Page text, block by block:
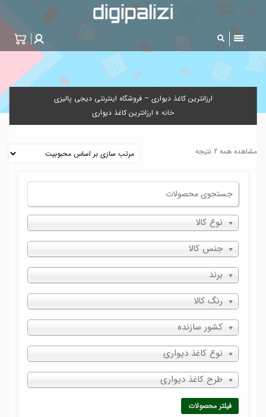
ارزانترین کاغذ دیواری – فروشگاه اینترنتی دیجی پالیزی
خانه » ارزانترین کاغذ دیواری
مشاهده همه 2 نتیجه
نوع کالا
جنس کالا
برند
رنگ کالا
کشور سازنده
نوع کاغذ دیواری
طرح کاغذ دیواری
فیلتر محصولات